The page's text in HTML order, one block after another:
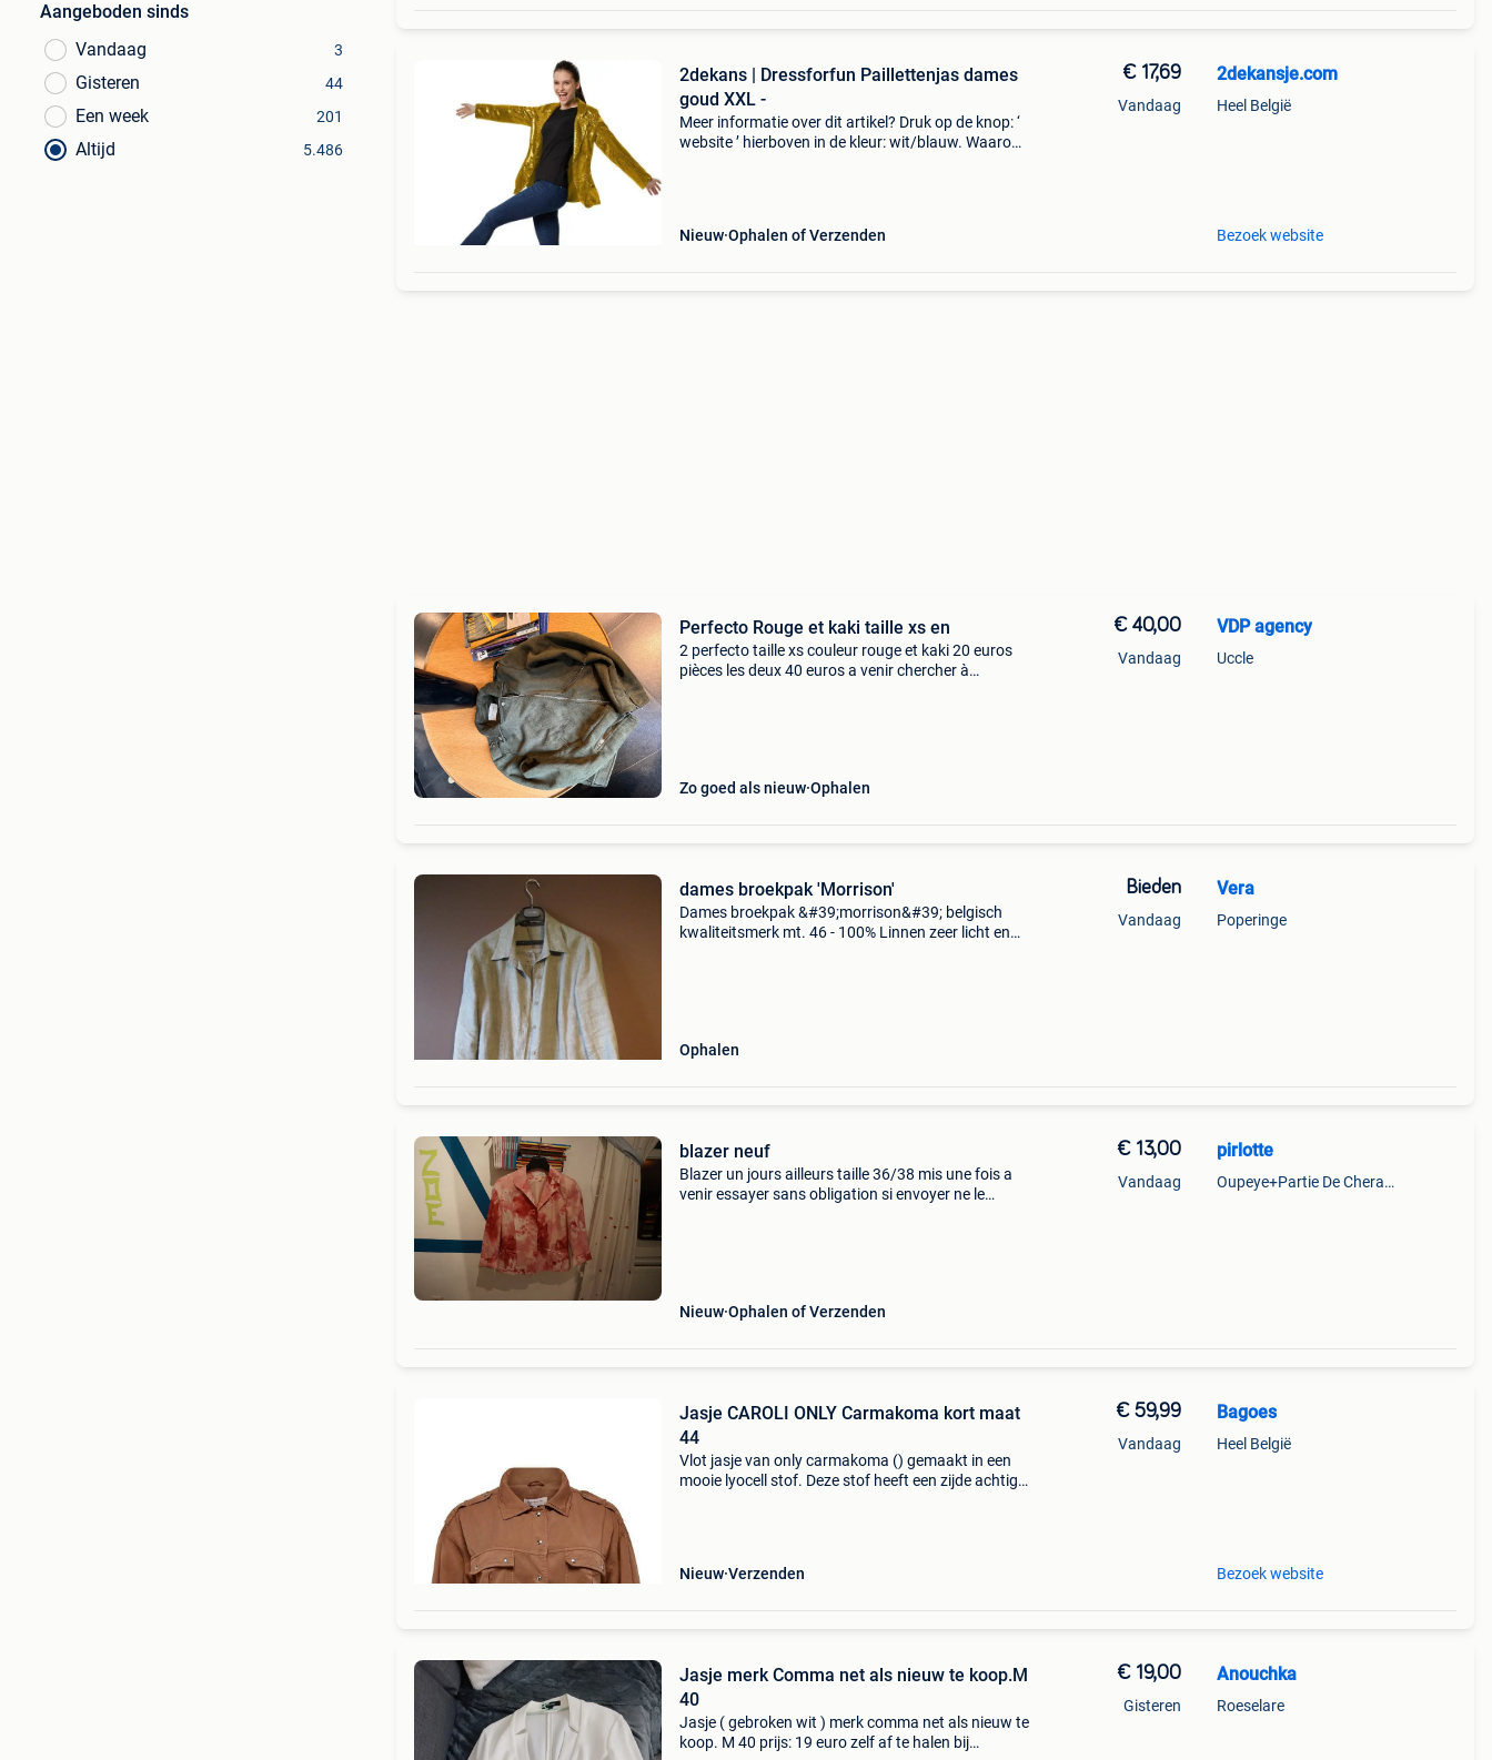
Aangeboden sinds
Vandaag
3
Gisteren 44
Een week 201
Altijd 5.486
2dekans | Dressforfun Paillettenjas dames
goud XXL -
Meer informatie over dit artikel? Druk op de knop: ‘
website ’ hierboven in de kleur: wit/blauw. Waarom
Nieuw Ophalen of Verzenden
€ 17,69
Vandaag
2dekansje.com
Heel België
Bezoek website
Perfecto Rouge et kaki taille xs en
2 perfecto taille xs couleur rouge et kaki 20 euros
pièces les deux 40 euros a venir chercher à
Zo goed als nieuw Ophalen
€ 40,00
Vandaag
VDP agency
Uccle
dames broekpak 'Morrison'
Dames broekpak &#39;morrison&#39; belgisch
kwaliteitsmerk mt. 46 - 100% Linnen zeer licht en
Ophalen
Bieden
Vandaag
Vera
Poperinge
blazer neuf
Blazer un jours ailleurs taille 36/38 mis une fois a
venir essayer sans obligation si envoyer ne le
Nieuw Ophalen of Verzenden
€ 13,00
Vandaag
pirlotte
Oupeye+Partie De Cheratte, Herstal Et Wandre
Jasje CAROLI ONLY Carmakoma kort maat
44
Vlot jasje van only carmakoma () gemaakt in een
mooie lyocell stof. Deze stof heeft een zijde achtige
Nieuw Verzenden
€ 59,99
Vandaag
Bagoes
Heel België
Bezoek website
Jasje merk Comma net als nieuw te koop.M
40
Jasje ( gebroken wit ) merk comma net als nieuw te
koop. M 40 prijs: 19 euro zelf af te halen bij
€ 19,00
Gisteren
Anouchka
Roeselare